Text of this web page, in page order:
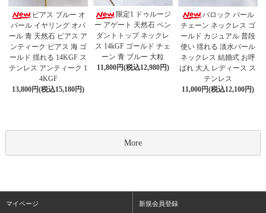
ピアス ブルー オ
パール イヤリング オパ
ール 青 天然石 ピアス ア
ンティーク ピアス 海 ゴ
ールド 揺れる 14KGF ス
テンレス アンティーク 1
4KGF
13,800円(税込15,180円)
限定1 ドゥルージ
ー アゲート 天然石 ペン
ダントトップ ネックレ
ス 14kGF ゴールド チェ
ーン 青 ブルー 大粒
11,800円(税込12,980円)
バロック パール
チェーン ネックレス ゴ
ールド カジュアル 普段
使い 揺れる 淡水パール
ネックレス 結婚式 お呼
ばれ 大人 レディース ス
テンレス
11,000円(税込12,100円)
More
マイページ 新規会員登録